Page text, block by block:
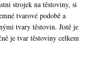
strojek na těstoviny, si
tvarové podobě a
tvary těstovin. Jistě je
je tvar těstoviny celkem